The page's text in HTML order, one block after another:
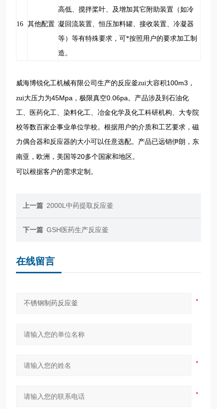
16 其他配置
高低、搅拌桨叶、及增加其它附助装置（如冷
凝回流装置、恒压加料罐、接收装置、冷凝器
等）等有特殊要求，可*按照用户的要求加工制
造。
威海博锐化工机械有限公司生产的反应釜zui大容积100m3 ，
zui大压力为45Mpa ，极限真空0.06pa 。产品涉及到石油化
工、医药化工、染料化工、冶金化学及化工科研机构、大专院
校等数百家企事业单位学校。根据用户的介质和工艺要求，磁
力偶合器和反应器的大小可以任意选配。产品已远销伊朗，东
南亚，欧洲，美国等20多个国家和地区。
可以根据客户的需求定制。
上一篇 2000L中药提取反应釜
下一篇 GSH医药生产反应釜
在线留言